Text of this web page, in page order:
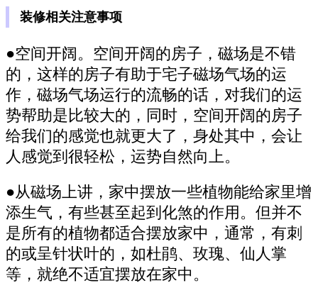
装修相关注意事项
●空间开阔。空间开阔的房子，磁场是不错
的，这样的房子有助于宅子磁场气场的运
作，磁场气场运行的流畅的话，对我们的运
势帮助是比较大的，同时，空间开阔的房子
给我们的感觉也就更大了，身处其中，会让
人感觉到很轻松，运势自然向上。
●从磁场上讲，家中摆放一些植物能给家里增
添生气，有些甚至起到化煞的作用。但并不
是所有的植物都适合摆放家中，通常，有刺
的或呈针状叶的，如杜鹃、玫瑰、仙人掌
等，就绝不适宜摆放在家中。